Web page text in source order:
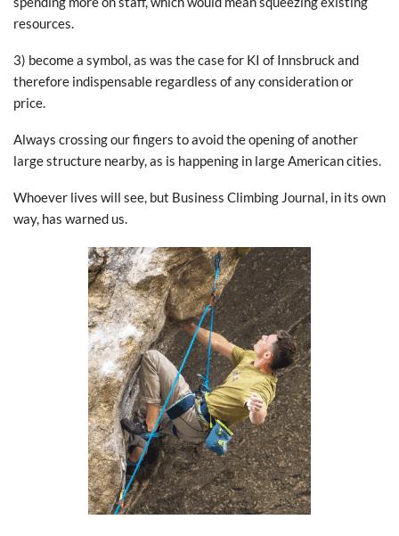
resources.
3) become a symbol, as was the case for KI of Innsbruck and
therefore indispensable regardless of any consideration or
price.
Always crossing our fingers to avoid the opening of another
large structure nearby, as is happening in large American cities.
Whoever lives will see, but Business Climbing Journal, in its own
way, has warned us.